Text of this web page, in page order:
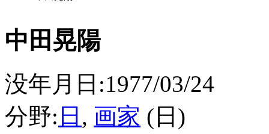
中田晃陽
没年月日:1977/03/24
分野: 日 , 画家 (日)